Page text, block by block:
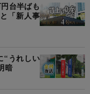
台半ばも
「新人事
“うれしい
暗